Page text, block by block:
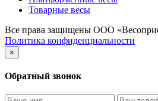
Товарные весы
Все права защищены ООО
Политика конфиденциальности
×
Обратный звонок